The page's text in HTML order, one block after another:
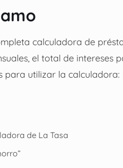
calculadora de
el total de intereses
para utilizar la calculadora:
de La Tasa